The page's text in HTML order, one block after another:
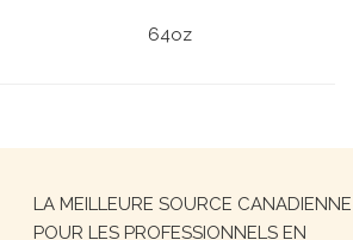
64oz
LA MEILLEURE SOURCE CANADIENNE
POUR LES PROFESSIONNELS EN